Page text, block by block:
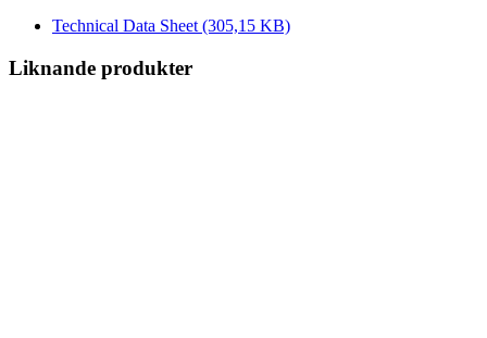
Technical Data Sheet (305,15 KB)
Liknande produkter